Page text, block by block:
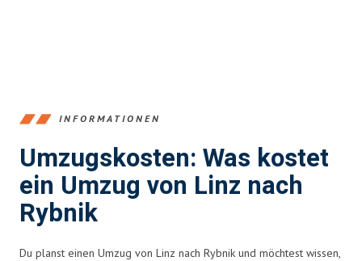
INFORMATIONEN
Umzugskosten: Was kostet
ein Umzug von Linz nach
Rybnik
Du planst einen Umzug von Linz nach Rybnik und möchtest wissen,